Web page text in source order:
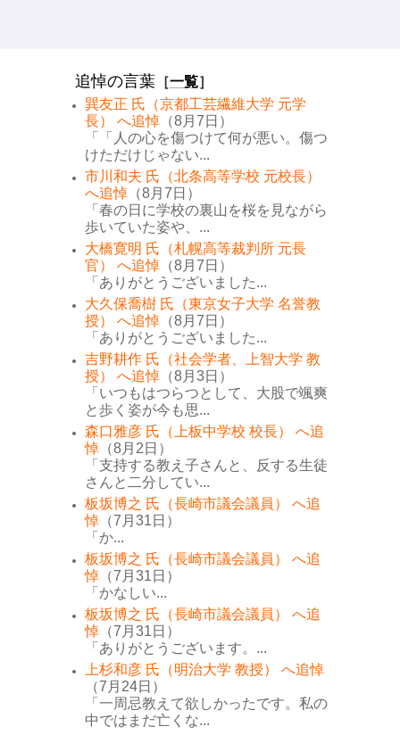
追悼の言葉 ［一覧］
巽友正 氏（京都工芸繊維大学 元学
長） へ追悼 （8月7日）
「「人の心を傷つけて何が悪い。傷つ
けただけじゃない...
市川和夫 氏（北条高等学校 元校長）
へ追悼 （8月7日）
「春の日に学校の裏山を桜を見ながら
歩いていた姿や、...
大橋寛明 氏（札幌高等裁判所 元長
官） へ追悼 （8月7日）
「ありがとうございました...
大久保喬樹 氏（東京女子大学 名誉教
授） へ追悼 （8月7日）
「ありがとうございました...
吉野耕作 氏（社会学者、上智大学 教
授） へ追悼 （8月3日）
「いつもはつらつとして、大股で颯爽
と歩く姿が今も思...
森口雅彦 氏（上板中学校 校長） へ追
悼 （8月2日）
「支持する教え子さんと、反する生徒
さんと二分してい...
板坂博之 氏（長崎市議会議員） へ追
悼 （7月31日）
「か...
板坂博之 氏（長崎市議会議員） へ追
悼 （7月31日）
「かなしい...
板坂博之 氏（長崎市議会議員） へ追
悼 （7月31日）
「ありがとうございます。...
上杉和彦 氏（明治大学 教授） へ追悼
（7月24日）
「一周忌教えて欲しかったです。私の
中ではまだ亡くな...